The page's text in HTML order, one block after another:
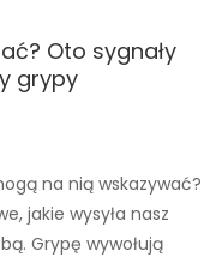
Oto sygnały
grypy
na nią wskazywać?
jakie wysyła nasz
Grypę wywołują